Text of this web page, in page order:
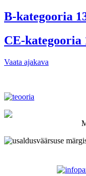
B-kategooria
CE-kategooria
Vaata ajakava